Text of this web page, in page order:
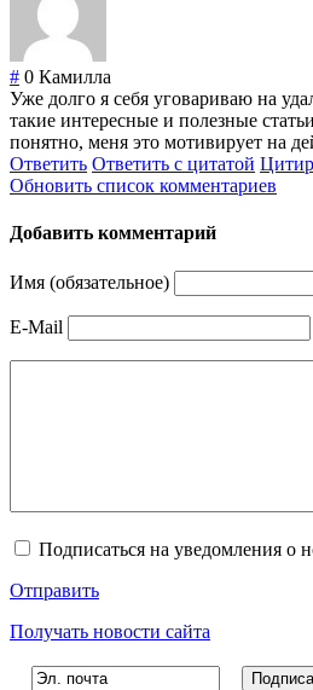
# 0 Камилла
Уже долго я себя уговариваю на
такие интересные и полезные
понятно, меня это мотивирует на
Ответить Ответить с цитатой
Обновить список комментариев
Добавить комментарий
Имя (обязательное)
E-Mail
Подписаться на уведомления о
Отправить
Получать новости сайта